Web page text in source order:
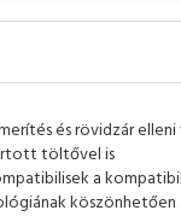
és rövidzár
töltővel is
a
köszönhetően